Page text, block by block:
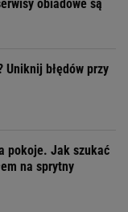
obiadowe są
błędów przy
pokoje. Jak szukać
na sprytny